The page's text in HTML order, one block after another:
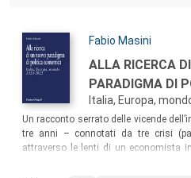
Autori:
Fabio Masini
Titolo:
ALLA RICERCA
PARADIGMA DI
Italia, Europa,
Sommario:
Un racconto serrato delle vicende
tre anni – connotati da tre crisi
attraverso le lenti di un economista
competenze al grande pubblico.